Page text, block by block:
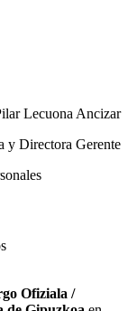
Lecuona Ancizar
y Directora Gerente
Ofiziala /